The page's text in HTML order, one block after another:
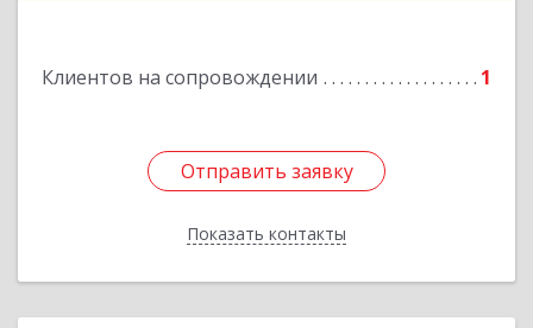
Клиентов на сопровождении 1
Отправить заявку
Показать контакты
Подробнее
Отправить заявку
Назад